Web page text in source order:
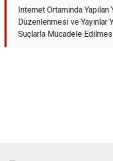
Internet Ortaminda Yapilan
Düzenlenmesi ve Yayınlar
Suçlarla Mücadele